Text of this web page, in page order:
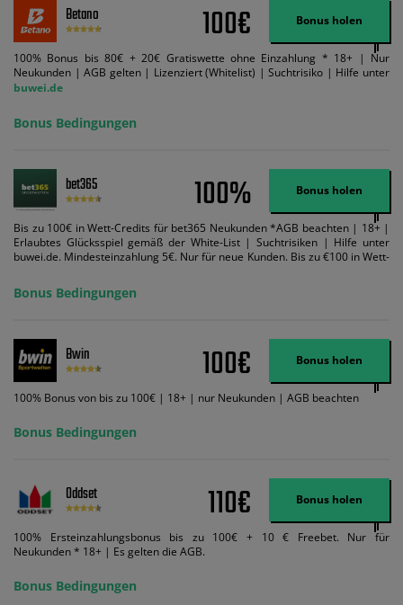
Betano 100€ Bonus holen
100% Bonus bis 80€ + 20€ Gratiswette ohne Einzahlung * 18+ | Nur
Neukunden | AGB gelten | Lizenziert (Whitelist) | Suchtrisiko | Hilfe unter
buwei.de
Bonus Bedingungen
bet365 100% Bonus holen
Bis zu 100€ in Wett-Credits für bet365 Neukunden *AGB beachten | 18+ |
Erlaubtes Glücksspiel gemäß der White-List | Suchtrisiken | Hilfe unter
buwei.de. Mindesteinzahlung 5€. Nur für neue Kunden. Bis zu €100 in Wett-
ein und wir geben Ihnen die entsprechende qualifizierende Einzahlung in
Wett-Credits, wenn Sie qualifizierende Wetten im gleichen Wert platzieren
Wett-Credits aus. Es gelten die AGB, Zeitlimits und Ausnahmen. Der Bonus-
Code VIPANGEBOT kann während der Anmeldung benutzt werden, jedoch
ändert dies den Angebotsbetrag in keinster Weise.
Bonus Bedingungen
Bwin 100€ Bonus holen
100% Bonus von bis zu 100€ | 18+ | nur Neukunden | AGB beachten
Bonus Bedingungen
Oddset 110€ Bonus holen
100% Ersteinzahlungsbonus bis zu 100€ + 10 € Freebet. Nur für
Neukunden * 18+ | Es gelten die AGB.
Bonus Bedingungen